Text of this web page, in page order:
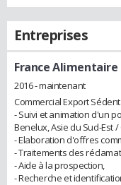
Entreprises
France Alimentaire
2016 - maintenant
Commercial Export
- Suivi et animation d'un
Benelux, Asie du Sud-Est
- Elaboration d'offres
- Traitements des
- Aide à la prospection,
- Recherche et